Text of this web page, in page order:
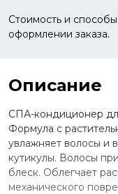
Стоимость и
оформлении заказа.
Описание
СПА-кондиционер
Формула с
увлажняет волосы и
кутикулы. Волосы
блеск. Облегчает
механического